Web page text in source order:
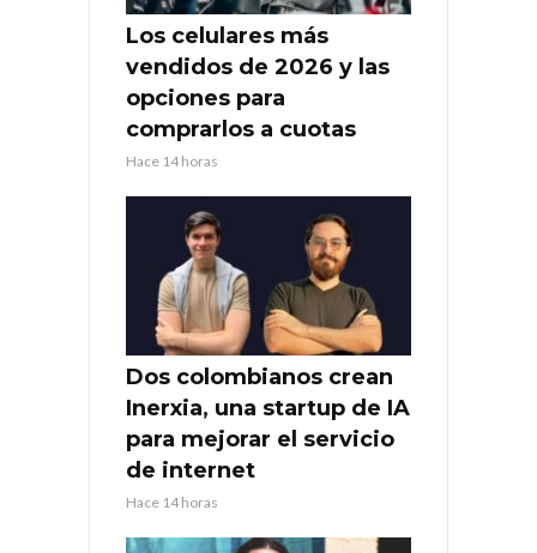
Los celulares más
vendidos de 2026 y las
opciones para
comprarlos a cuotas
Hace 14 horas
Dos colombianos crean
Inerxia, una startup de IA
para mejorar el servicio
de internet
Hace 14 horas